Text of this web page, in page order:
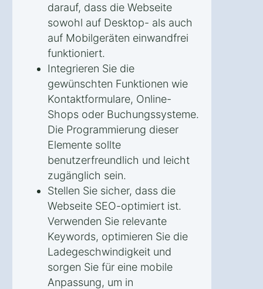
darauf, dass die Webseite
sowohl auf Desktop- als auch
auf Mobilgeräten einwandfrei
funktioniert.
Integrieren Sie die
gewünschten Funktionen wie
Kontaktformulare, Online-
Shops oder Buchungssysteme.
Die Programmierung dieser
Elemente sollte
benutzerfreundlich und leicht
zugänglich sein.
Stellen Sie sicher, dass die
Webseite SEO-optimiert ist.
Verwenden Sie relevante
Keywords, optimieren Sie die
Ladegeschwindigkeit und
sorgen Sie für eine mobile
Anpassung, um in